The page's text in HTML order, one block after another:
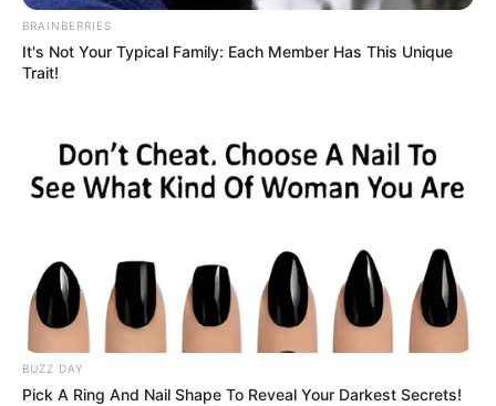
in
Pelenkát használ éjszakára
Balázs Klári
by Szerző
BRAINBERRIES
It's Not Your Typical Family: Each Member Has This Unique
Trait!
BUZZ DAY
Pick A Ring And Nail Shape To Reveal Your Darkest Secrets!